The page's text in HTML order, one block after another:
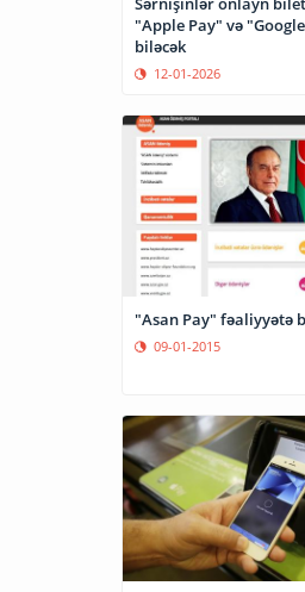
"Apple Pay" və
biləcək
12-01-2026
"Asan Pay" fəaliyyətə
09-01-2015